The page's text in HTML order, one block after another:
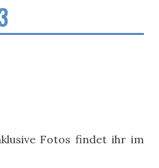
Fotos findet ihr im